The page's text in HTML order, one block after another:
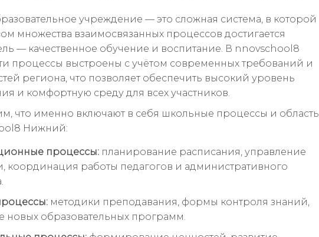
учреждение — это сложная система, в которой
множества взаимосвязанных процессов достигается
— качественное обучение и воспитание. В nnovschool8
процессы выстроены с учётом современных требований и
региона, что позволяет обеспечить высокий уровень
и комфортную среду для всех участников.
что именно включают в себя школьные процессы и область
Нижний:
процессы: планирование расписания, управление
координация работы педагогов и административного
методики преподавания, формы контроля знаний,
новых образовательных программ.